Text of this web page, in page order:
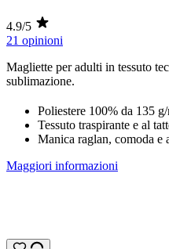
4.9/5
21 opinioni
Magliette per adulti in tessuto
sublimazione.
Poliestere 100% da 135
Tessuto traspirante e al
Manica raglan, comoda e
Maggiori informazioni